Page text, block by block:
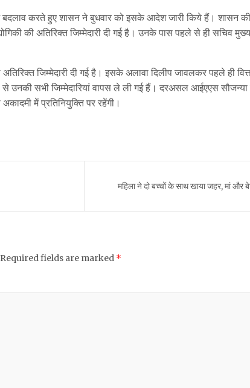
में बदलाव करते हुए शासन ने बुधवार को इसके आदेश जारी किये हैं।
की अतिरिक्त जिम्मेदारी दी गई है। उनके पास पहले से ही सचिव
जिम्मेदारी दी गई है। इसके अलावा दिलीप जावलकर पहले ही
सभी जिम्मेदारियां वापस ले ली गई हैं। दरअसल आईएएस सौजन्या
में प्रतिनियुक्ति पर रहेंगी।
महिला ने दो बच्चों के साथ खाया जहर, मां और
Required fields are marked *